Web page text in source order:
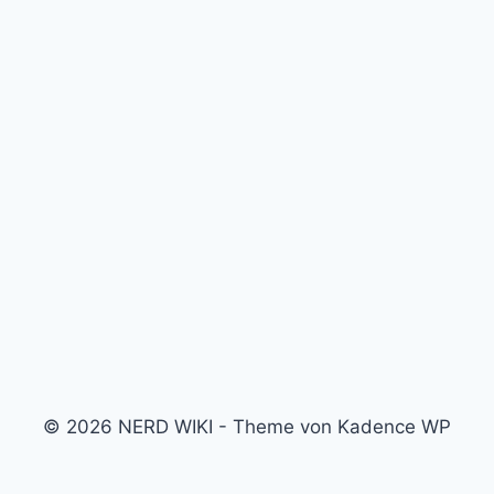
© 2026 NERD WIKI - Theme von Kadence WP